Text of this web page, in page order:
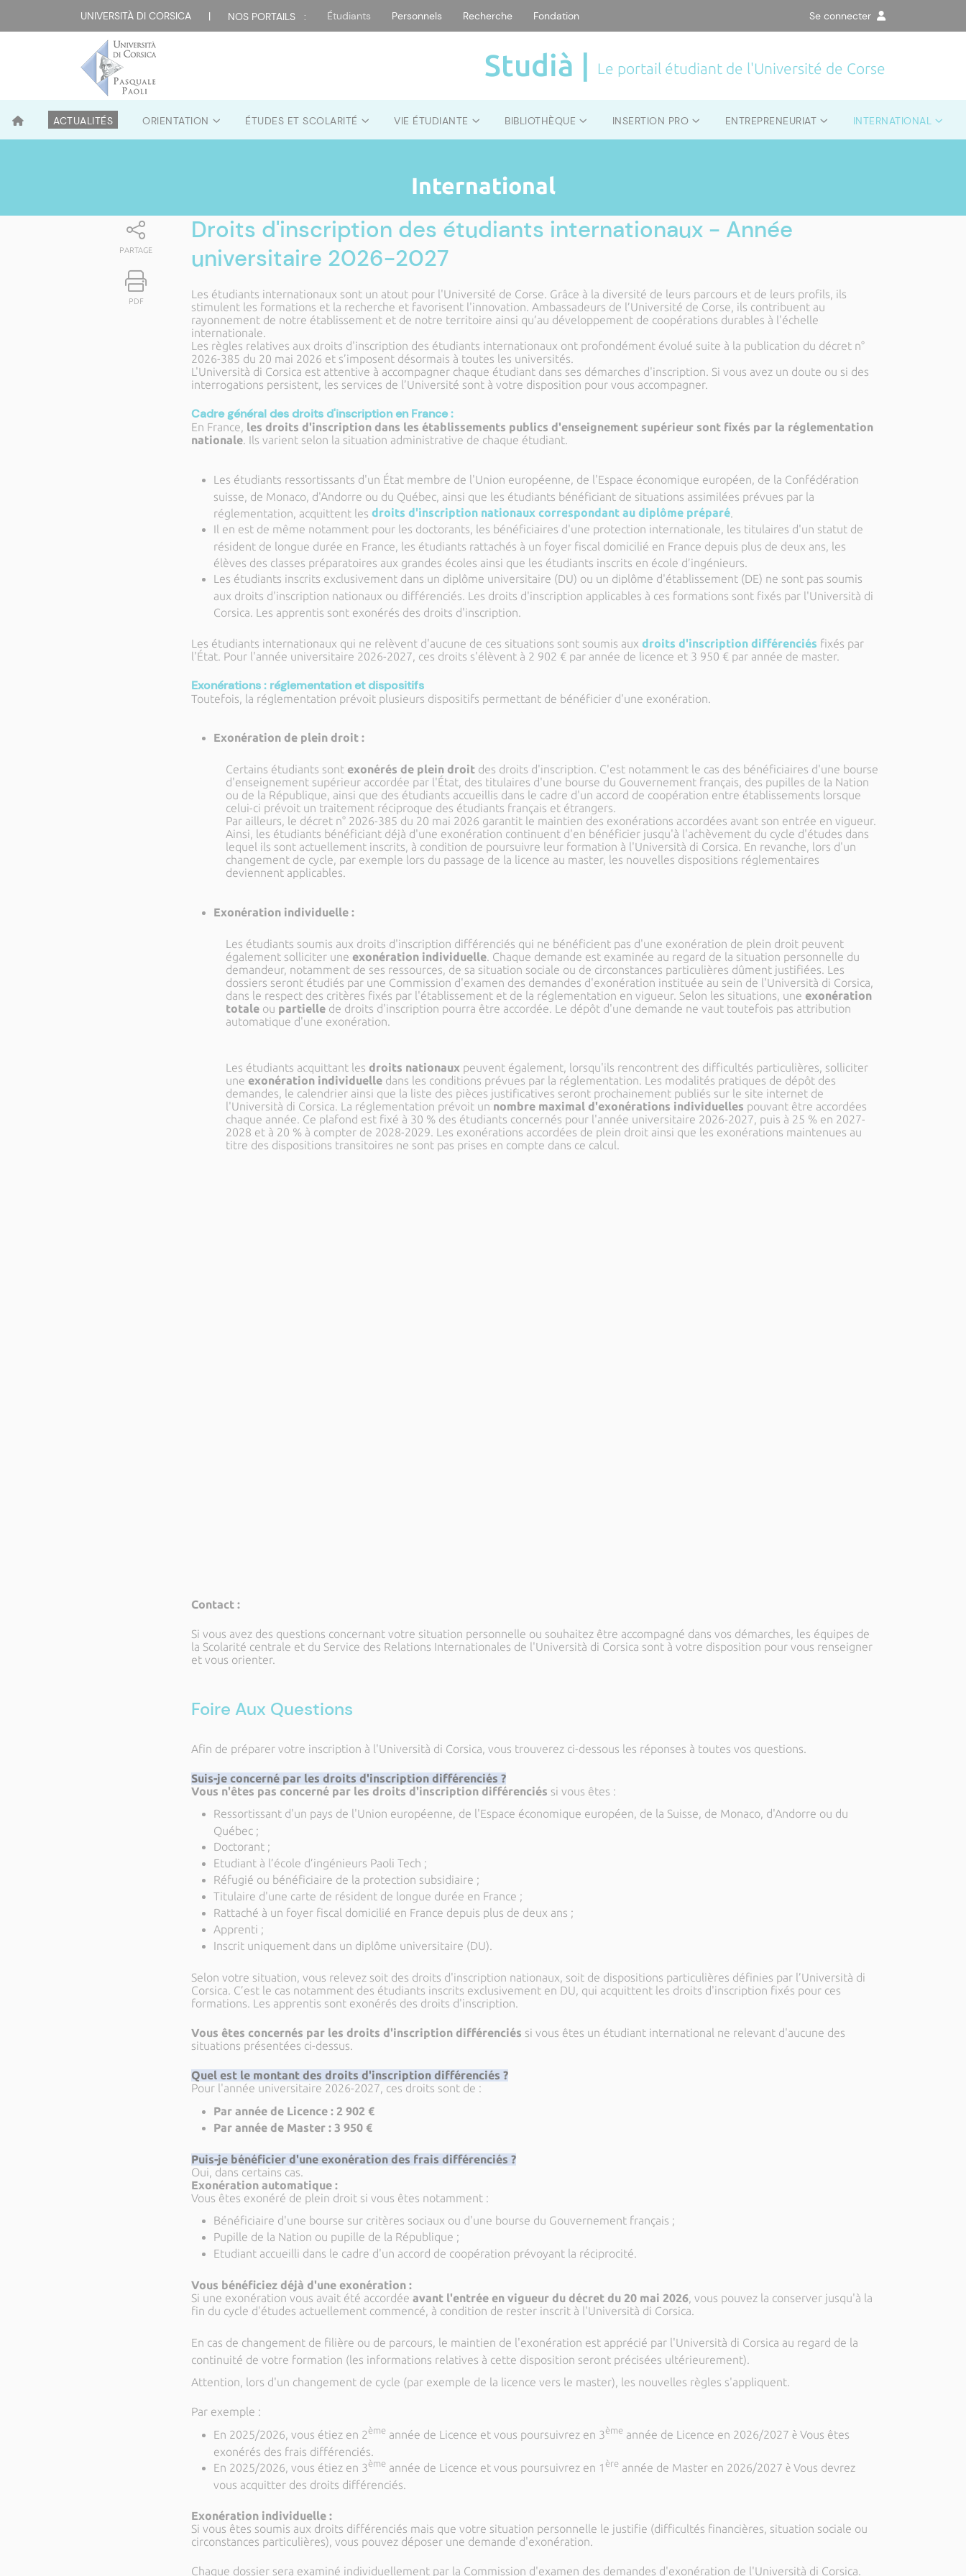
UNIVERSITÀ DI CORSICA | NOS PORTAILS : Étudiants Personnels Recherche Fondation Se connecter
Studià | Le portail étudiant de l'Université de Corse
ACTUALITÉS ORIENTATION ÉTUDES ET SCOLARITÉ VIE ÉTUDIANTE BIBLIOTHÈQUE INSERTION PRO ENTREPRENEURIAT INTERNATIONAL
International
PARTAGE
PDF
Droits d'inscription des étudiants internationaux - Année
universitaire 2026-2027
Les étudiants internationaux sont un atout pour l'Université de Corse. Grâce à la diversité de leurs parcours et de leurs profils, ils
stimulent les formations et la recherche et favorisent l'innovation. Ambassadeurs de l’Université de Corse, ils contribuent au
rayonnement de notre établissement et de notre territoire ainsi qu’au développement de coopérations durables à l'échelle
internationale.
Les règles relatives aux droits d'inscription des étudiants internationaux ont profondément évolué suite à la publication du décret n°
2026-385 du 20 mai 2026 et s’imposent désormais à toutes les universités.
L'Università di Corsica est attentive à accompagner chaque étudiant dans ses démarches d'inscription. Si vous avez un doute ou si des
interrogations persistent, les services de l’Université sont à votre disposition pour vous accompagner.
Cadre général des droits d'inscription en France :
En France, les droits d'inscription dans les établissements publics d'enseignement supérieur sont fixés par la réglementation
nationale. Ils varient selon la situation administrative de chaque étudiant.
Les étudiants ressortissants d'un État membre de l'Union européenne, de l'Espace économique européen, de la Confédération
suisse, de Monaco, d'Andorre ou du Québec, ainsi que les étudiants bénéficiant de situations assimilées prévues par la
réglementation, acquittent lesdroits d'inscription nationaux correspondant au diplôme préparé
Il en est de même notamment pour les doctorants, les bénéficiaires d'une protection internationale, les titulaires d'un statut de
résident de longue durée en France, les étudiants rattachés à un foyer fiscal domicilié en France depuis plus de deux ans, les
élèves des classes préparatoires aux grandes écoles ainsi que les étudiants inscrits en école d’ingénieurs.
Les étudiants inscrits exclusivement dans un diplôme universitaire (DU) ou un diplôme d'établissement (DE) ne sont pas soumis
aux droits d'inscription nationaux ou différenciés. Les droits d'inscription applicables à ces formations sont fixés par l'Università di
Corsica. Les apprentis sont exonérés des droits d'inscription.
Les étudiants internationaux qui ne relèvent d'aucune de ces situations sont soumis auxdroits d'inscription différenciés fixés par
l'État. Pour l'année universitaire 2026-2027, ces droits s'élèvent à 2 902 € par année de licence et 3 950 € par année de master.
Exonérations : réglementation et dispositifs
Toutefois, la réglementation prévoit plusieurs dispositifs permettant de bénéficier d'une exonération.
Exonération de plein droit :
Certains étudiants sont exonérés de plein droitdes droits d'inscription. C'est notamment le cas des bénéficiaires d'une bourse
d'enseignement supérieur accordée par l'État, des titulaires d'une bourse du Gouvernement français, des pupilles de la Nation
ou de la République, ainsi que des étudiants accueillis dans le cadre d'un accord de coopération entre établissements lorsque
celui-ci prévoit un traitement réciproque des étudiants français et étrangers.
Par ailleurs, le décret n° 2026-385 du 20 mai 2026 garantit le maintien des exonérations accordées avant son entrée en vigueur.
Ainsi, les étudiants bénéficiant déjà d'une exonération continuent d'en bénéficier jusqu'à l'achèvement du cycle d'études dans
lequel ils sont actuellement inscrits, à condition de poursuivre leur formation à l'Università di Corsica. En revanche, lors d'un
changement de cycle, par exemple lors du passage de la licence au master, les nouvelles dispositions réglementaires
deviennent applicables.
Exonération individuelle :
Les étudiants soumis aux droits d'inscription différenciés qui ne bénéficient pas d'une exonération de plein droit peuvent
également solliciter une exonération individuelle. Chaque demande est examinée au regard de la situation personnelle du
demandeur, notamment de ses ressources, de sa situation sociale ou de circonstances particulières dûment justifiées. Les
dossiers seront étudiés par une Commission d'examen des demandes d'exonération instituée au sein de l'Università di Corsica,
dans le respect des critères fixés par l'établissement et de la réglementation en vigueur. Selon les situations, une exonération
totale ou partielle de droits d'inscription pourra être accordée. Le dépôt d'une demande ne vaut toutefois pas attribution
automatique d'une exonération.
Les étudiants acquittant les droits nationaux peuvent également, lorsqu'ils rencontrent des difficultés particulières, solliciter
une exonération individuelledans les conditions prévues par la réglementation. Les modalités pratiques de dépôt des
demandes, le calendrier ainsi que la liste des pièces justificatives seront prochainement publiés sur le site internet de
l'Università di Corsica. La réglementation prévoit un nombre maximal d'exonérations individuelles pouvant être accordées
chaque année. Ce plafond est fixé à 30 % des étudiants concernés pour l'année universitaire 2026-2027, puis à 25 % en 2027-
2028 et à 20 % à compter de 2028-2029. Les exonérations accordées de plein droit ainsi que les exonérations maintenues au
titre des dispositions transitoires ne sont pas prises en compte dans ce calcul.
Contact :
Si vous avez des questions concernant votre situation personnelle ou souhaitez être accompagné dans vos démarches, les équipes de
la Scolarité centrale et du Service des Relations Internationales de l'Università di Corsica sont à votre disposition pour vous renseigner
et vous orienter.
Foire Aux Questions
Afin de préparer votre inscription à l'Università di Corsica, vous trouverez ci-dessous les réponses à toutes vos questions.
Suis-je concerné par les droits d'inscription différenciés ?
Vous n'êtes pas concerné par les droits d'inscription différenciés si vous êtes :
Ressortissant d'un pays de l'Union européenne, de l'Espace économique européen, de la Suisse, de Monaco, d'Andorre ou du
Québec ;
Doctorant ;
Etudiant à l’école d’ingénieurs Paoli Tech ;
Réfugié ou bénéficiaire de la protection subsidiaire ;
Titulaire d'une carte de résident de longue durée en France ;
Rattaché à un foyer fiscal domicilié en France depuis plus de deux ans ;
Apprenti ;
Inscrit uniquement dans un diplôme universitaire (DU).
Selon votre situation, vous relevez soit des droits d'inscription nationaux, soit de dispositions particulières définies par l’Università di
Corsica. C’est le cas notamment des étudiants inscrits exclusivement en DU, qui acquittent les droits d'inscription fixés pour ces
formations. Les apprentis sont exonérés des droits d'inscription.
Vous êtes concernés par les droits d'inscription différenciés si vous êtes un étudiant international ne relevant d'aucune des
situations présentées ci-dessus.
Quel est le montant des droits d'inscription différenciés ?
Pour l'année universitaire 2026-2027, ces droits sont de :
Par année de Licence : 2 902 €
Par année de Master : 3 950 €
Puis-je bénéficier d'une exonération des frais différenciés ?
Oui, dans certains cas.
Exonération automatique :
Vous êtes exonéré de plein droit si vous êtes notamment :
Bénéficiaire d'une bourse sur critères sociaux ou d'une bourse du Gouvernement français ;
Pupille de la Nation ou pupille de la République ;
Etudiant accueilli dans le cadre d'un accord de coopération prévoyant la réciprocité.
Vous bénéficiez déjà d'une exonération :
Si une exonération vous avait été accordéeavant l'entrée en vigueur du décret du 20 mai 2026, vous pouvez la conserver jusqu'à la
fin du cycle d'études actuellement commencé, à condition de rester inscrit à l'Università di Corsica.
En cas de changement de filière ou de parcours, le maintien de l'exonération est apprécié par l'Università di Corsica au regard de la
continuité de votre formation (les informations relatives à cette disposition seront précisées ultérieurement).
Attention, lors d'un changement de cycle (par exemple de la licence vers le master), les nouvelles règles s'appliquent.
Par exemple :
En 2025/2026, vous étiez en 2 ème année de Licence et vous poursuivrez en 3ème année de Licence en 2026/2027è Vous êtes
exonérés des frais différenciés.
En 2025/2026, vous étiez en 3ème année de Licence et vous poursuivrez en 1 ère année de Master en 2026/2027è Vous devrez
vous acquitter des droits différenciés.
Exonération individuelle :
Si vous êtes soumis aux droits différenciés mais que votre situation personnelle le justifie (difficultés financières, situation sociale ou
circonstances particulières), vous pouvez déposer une demande d'exonération.
Chaque dossier sera examiné individuellement par la Commission d'examen des demandes d'exonération de l'Università di Corsica.